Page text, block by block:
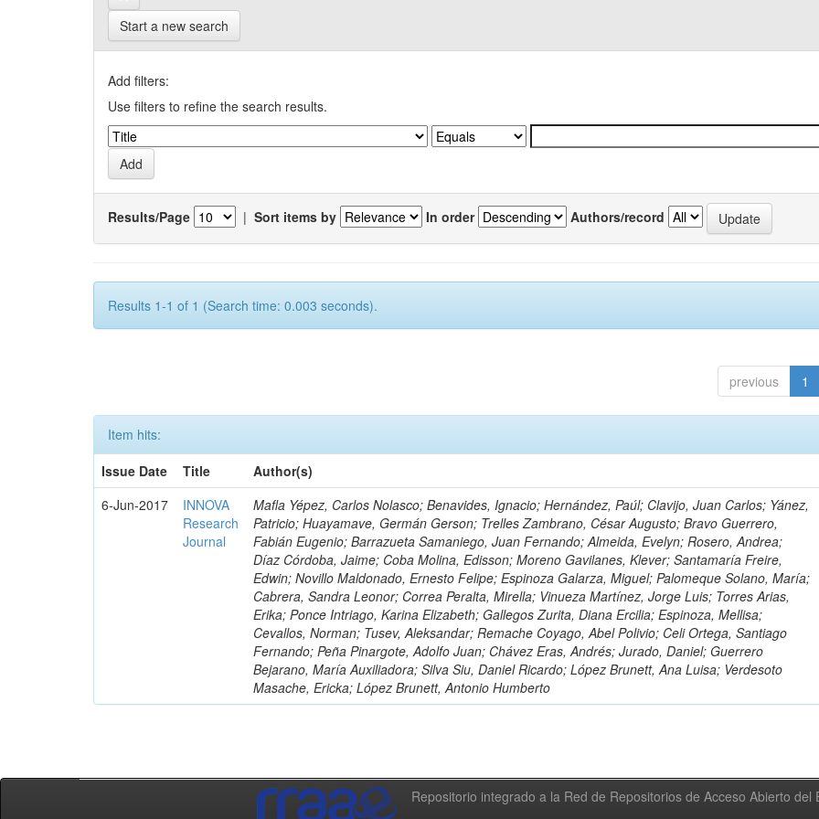
Start a new search
Add filters:
Use filters to refine the search results.
Results/Page | Sort items by In order Authors/record
Results 1-1 of 1 (Search time: 0.003 seconds).
previous 1
Item hits:
Issue Date
Title
Author(s)
6-Jun-2017
INNOVA
Research
Journal
Mafla Yépez, Carlos Nolasco; Benavides, Ignacio; Hernández, Paúl; Clavijo, Juan Carlos; Yánez,
Patricio; Huayamave, Germán Gerson; Trelles Zambrano, César Augusto; Bravo Guerrero,
Fabián Eugenio; Barrazueta Samaniego, Juan Fernando; Almeida, Evelyn; Rosero, Andrea;
Díaz Córdoba, Jaime; Coba Molina, Edisson; Moreno Gavilanes, Klever; Santamaría Freire,
Edwin; Novillo Maldonado, Ernesto Felipe; Espinoza Galarza, Miguel; Palomeque Solano, María;
Cabrera, Sandra Leonor; Correa Peralta, Mirella; Vinueza Martínez, Jorge Luis; Torres Arias,
Erika; Ponce Intriago, Karina Elizabeth; Gallegos Zurita, Diana Ercilia; Espinoza, Mellisa;
Cevallos, Norman; Tusev, Aleksandar; Remache Coyago, Abel Polivio; Celi Ortega, Santiago
Fernando; Peña Pinargote, Adolfo Juan; Chávez Eras, Andrés; Jurado, Daniel; Guerrero
Bejarano, María Auxiliadora; Silva Siu, Daniel Ricardo; López Brunett, Ana Luisa; Verdesoto
Masache, Ericka; López Brunett, Antonio Humberto
Repositorio integrado a la Red de Repositorios de Acceso Abierto del